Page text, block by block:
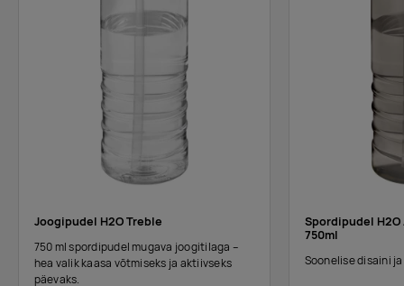
purple/black
charcoal/black
Joogipudel H2O Treble
750 ml spordipudel mugava joogitilaga –
hea valik kaasa võtmiseks ja aktiivseks
päevaks.
Spordipudel
750ml
Soonelise disaini